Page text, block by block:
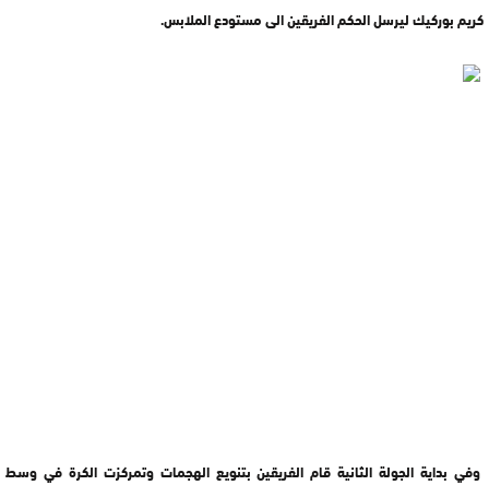
كريم بوركيك ليرسل الحكم الفريقين الى مستودع الملابس.
وفي بداية الجولة الثانية قام الفريقين بتنويع الهجمات وتمركزت الكرة في وسط